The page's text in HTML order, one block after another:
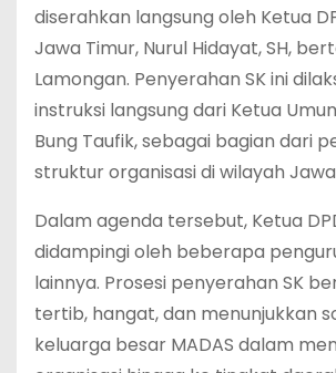
diserahkan langsung oleh Ketua
Jawa Timur, Nurul Hidayat, SH,
Lamongan. Penyerahan SK ini
instruksi langsung dari Ketua
Bung Taufik, sebagai bagian dari
struktur organisasi di wilayah
Dalam agenda tersebut, Ketua
didampingi oleh beberapa
lainnya. Prosesi penyerahan SK
tertib, hangat, dan menunjukkan
keluarga besar MADAS dalam